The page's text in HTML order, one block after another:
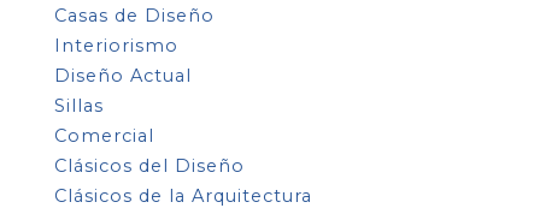
Casas de Diseño
Interiorismo
Diseño Actual
Sillas
Comercial
Clásicos del Diseño
Clásicos de la Arquitectura